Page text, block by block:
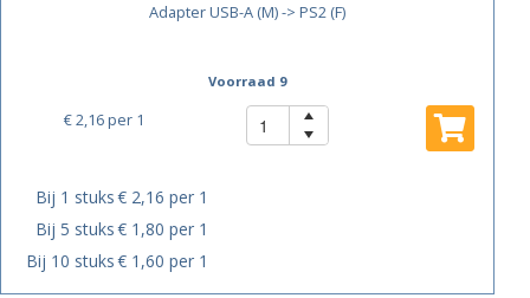
Adapter USB-A (M) -> PS2 (F)
Voorraad 9
€ 2,16per 1
Bij 1 stuks€ 2,16 per 1
Bij 5 stuks€ 1,80 per 1
Bij 10 stuks€ 1,60 per 1